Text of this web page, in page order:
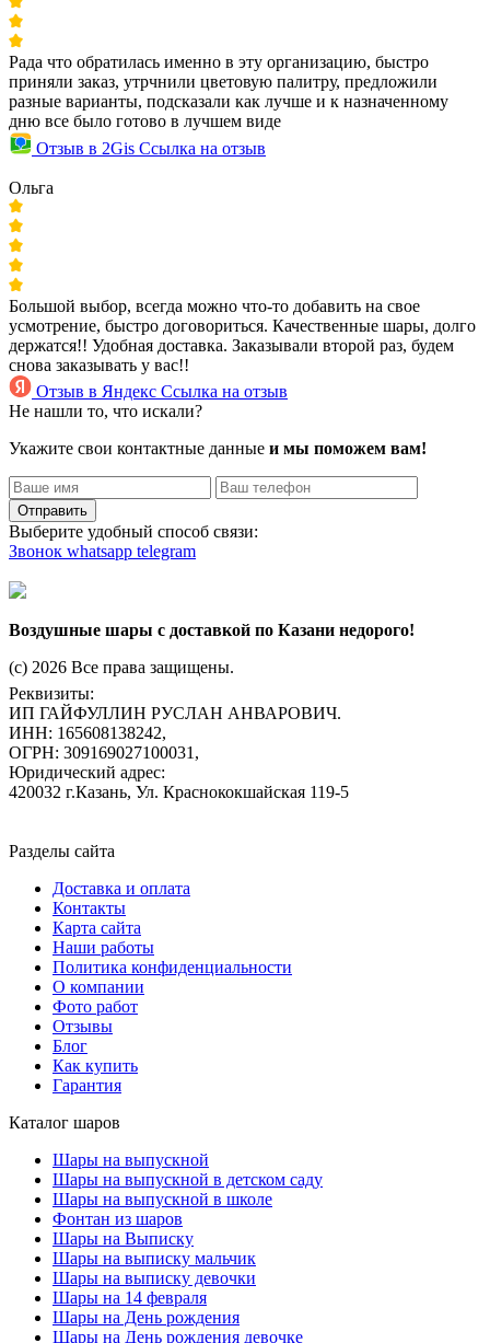
Рада что обратилась именно в эту организацию, быстро
приняли заказ, утрчнили цветовую палитру, предложили
разные варианты, подсказали как лучше и к назначенному
дню все было готово в лучшем виде
Отзыв в 2Gis Ссылка на отзыв
Ольга
Большой выбор, всегда можно что-то добавить на свое
усмотрение, быстро договориться. Качественные шары, долго
держатся!! Удобная доставка. Заказывали второй раз, будем
снова заказывать у вас!!
Отзыв в Яндекс Ссылка на отзыв
Не нашли то, что искали?
Укажите свои контактные данные и мы поможем вам!
Отправить
Выберите удобный способ связи:
Звонок whatsapp telegram
Воздушные шары с доставкой по Казани недорого!
(c) 2026 Все права защищены.
Реквизиты:
ИП ГАЙФУЛЛИН РУСЛАН АНВАРОВИЧ.
ИНН: 165608138242,
ОГРН: 309169027100031,
Юридический адрес:
420032 г.Казань, Ул. Краснококшайская 119-5
Разделы сайта
Доставка и оплата
Контакты
Карта сайта
Наши работы
Политика конфиденциальности
О компании
Фото работ
Отзывы
Блог
Как купить
Гарантия
Каталог шаров
Шары на выпускной
Шары на выпускной в детском саду
Шары на выпускной в школе
Фонтан из шаров
Шары на Выписку
Шары на выписку мальчик
Шары на выписку девочки
Шары на 14 февраля
Шары на День рождения
Шары на День рождения девочке